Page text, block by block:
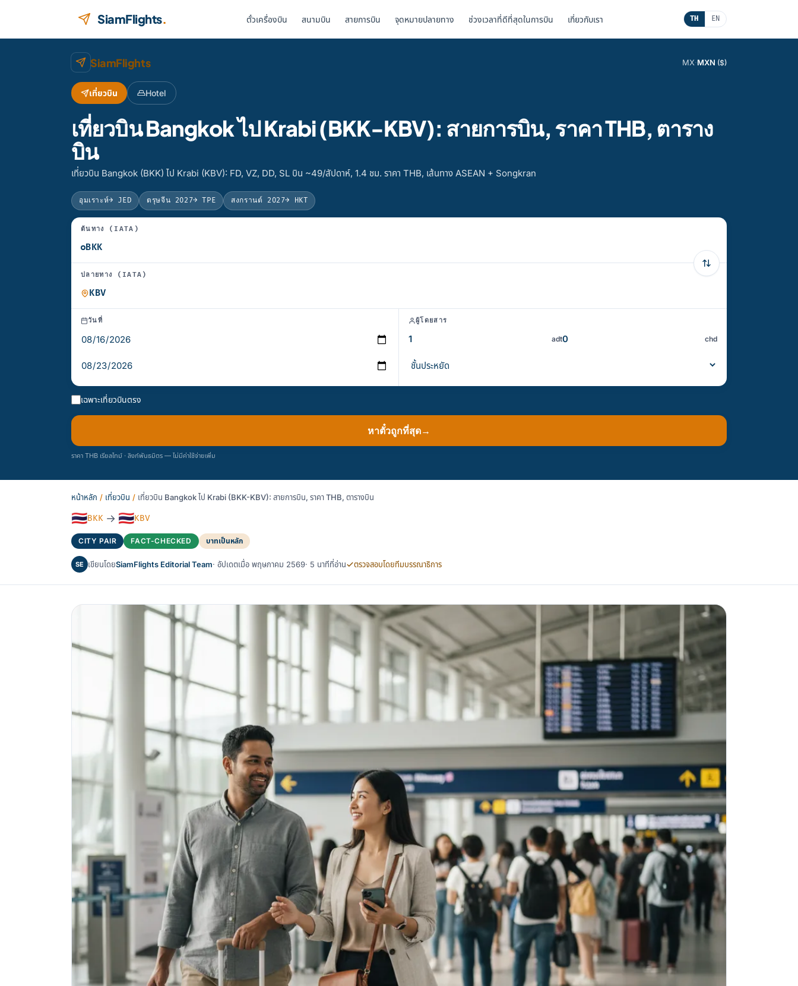
SiamFlights. ตั๋วเครื่องบิน สนามบิน สายการบิน จุดหมายปลายทาง ช่วงเวลาที่ดีที่สุดในการบิน เกี่ยวกับเรา TH EN
SiamFlights MX·MXN ($)
เที่ยวบิน Hotel
เที่ยวบิน Bangkok ไป Krabi (BKK-KBV): สายการบิน, ราคา THB, ตาราง
บิน
เที่ยวบิน Bangkok (BKK) ไป Krabi (KBV): FD, VZ, DD, SL บิน ~49/สัปดาห์, 1.4 ชม. ราคา THB, เส้นทาง ASEAN + Songkran
อุมเราะห์→ JED ตรุษจีน 2027→ TPE สงกรานต์ 2027→ HKT
ต้นทาง (IATA)
ปลายทาง (IATA)
วันที่ ผู้โดยสาร
adt chd
เฉพาะเที่ยวบินตรง
หาตั๋วถูกที่สุด→
ราคา THB เรียลไทม์ · ลิงก์พันธมิตร — ไม่มีค่าใช้จ่ายเพิ่ม
หน้าหลัก / เที่ยวบิน / เที่ยวบิน Bangkok ไป Krabi (BKK-KBV): สายการบิน, ราคา THB, ตารางบิน
🇹🇭BKK → 🇹🇭KBV
CITY PAIR FACT-CHECKED บาทเป็นหลัก
SE เขียนโดยSiamFlights Editorial Team· อัปเดตเมื่อ พฤษภาคม 2569· 5 นาทีที่อ่าน ตรวจสอบโดยทีมบรรณาธิการ